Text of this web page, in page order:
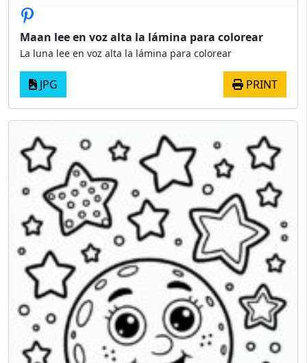
Maan lee en voz alta la lámina para colorear
La luna lee en voz alta la lámina para colorear
JPG PRINT